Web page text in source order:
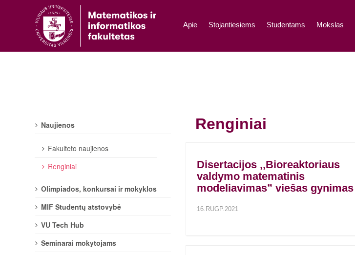
Apie Stojantiesiems Studentams Mokslas
Renginiai
Disertacijos ,,Bioreaktoriaus
valdymo matematinis
modeliavimas” viešas gynimas
16.RUGP.2021
Naujienos
Fakulteto naujienos
Renginiai
Olimpiados, konkursai ir mokyklos
MIF Studentų atstovybė
VU Tech Hub
Seminarai mokytojams